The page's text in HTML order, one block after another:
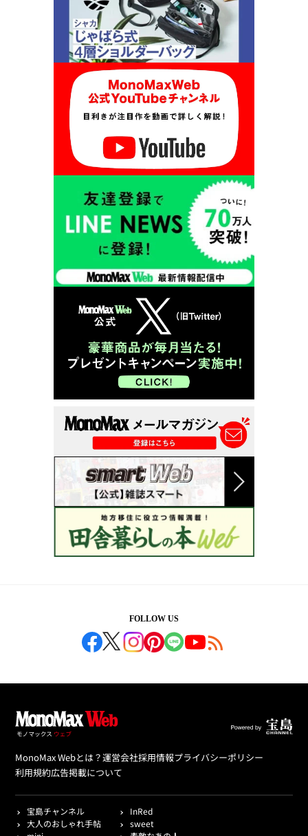
FOLLOW US
MonoMax Webとは？運営会社採用情報プライバシーポリシー
利用規約広告掲載について
宝島チャンネル
InRed
大人のおしゃれ手帖
sweet